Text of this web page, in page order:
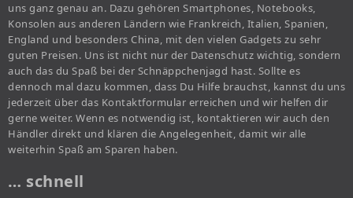
uns ganz genau an. Dazu gehören Smartphones, Notebooks,
Konsolen aus anderen Ländern wie Frankreich, Italien, Spanien,
England und besonders China, mit den vielen Gadgets zu sehr
guten Preisen. Uns ist nicht nur der Datenschutz wichtig, sondern
auch das du Spaß bei der Schnäppchenjagd hast. Sollte es
dennoch mal dazu kommen, dass Du Hilfe brauchst, kannst du uns
jederzeit über das Kontaktformular erreichen und wir helfen dir
gerne weiter. Wenn es notwendig ist, kontaktieren wir auch den
Händler direkt und klären die Angelegenheit, damit wir alle
weiterhin Spaß am Sparen haben.
… schnell